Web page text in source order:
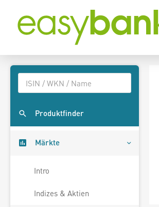
Produktfinder
Märkte
Intro
Indizes & Aktien